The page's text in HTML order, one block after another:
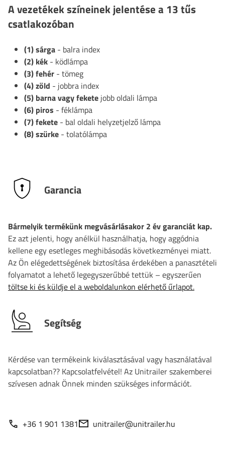
A vezetékek színeinek jelentése a 13 tűs
csatlakozóban
(1) sárga - balra index
(2) kék - ködlámpa
(3) fehér - tömeg
(4) zöld - jobbra index
(5) barna vagy fekete jobb oldali lámpa
(6) piros - féklámpa
(7) fekete - bal oldali helyzetjelző lámpa
(8) szürke - tolatólámpa
Garancia
Bármelyik termékünk megvásárlásakor 2 év garanciát kap.
Ez azt jelenti, hogy anélkül használhatja, hogy aggódnia
kellene egy esetleges meghibásodás következményei miatt.
Az Ön elégedettségének biztosítása érdekében a panasztételi
folyamatot a lehető legegyszerűbbé tettük – egyszerűen
töltse ki és küldje el a weboldalunkon elérhető űrlapot.
Segítség
Kérdése van termékeink kiválasztásával vagy használatával
kapcsolatban?? Kapcsolatfelvétel! Az Unitrailer szakemberei
szívesen adnak Önnek minden szükséges információt.
+36 1 901 1381 unitrailer@unitrailer.hu